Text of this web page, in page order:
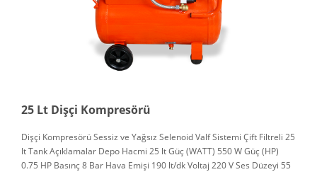
25 Lt Dişçi Kompresörü
Dişçi Kompresörü Sessiz ve Yağsız Selenoid Valf Sistemi Çift Filtreli 25
lt Tank Açıklamalar Depo Hacmi 25 lt Güç (WATT) 550 W Güç (HP)
0.75 HP Basınç 8 Bar Hava Emişi 190 lt/dk Voltaj 220 V Ses Düzeyi 55